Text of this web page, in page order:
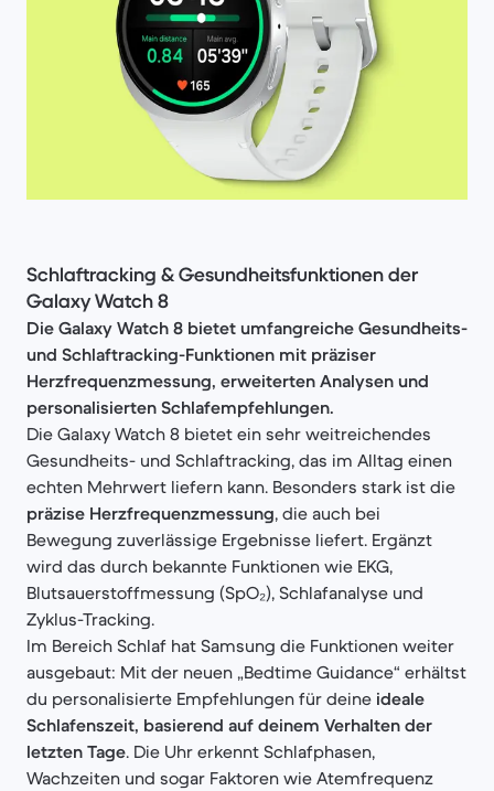
Schlaftracking & Gesundheitsfunktionen der
Galaxy Watch 8
Die Galaxy Watch 8 bietet umfangreiche Gesundheits-
und Schlaftracking-Funktionen mit präziser
Herzfrequenzmessung, erweiterten Analysen und
personalisierten Schlafempfehlungen.
Die Galaxy Watch 8 bietet ein sehr weitreichendes
Gesundheits- und Schlaftracking, das im Alltag einen
echten Mehrwert liefern kann. Besonders stark ist die
präzise Herzfrequenzmessung, die auch bei
Bewegung zuverlässige Ergebnisse liefert. Ergänzt
wird das durch bekannte Funktionen wie EKG,
Blutsauerstoffmessung (SpO₂), Schlafanalyse und
Zyklus-Tracking.
Im Bereich Schlaf hat Samsung die Funktionen weiter
ausgebaut: Mit der neuen „Bedtime Guidance“ erhältst
du personalisierte Empfehlungen für deine ideale
Schlafenszeit, basierend auf deinem Verhalten der
letzten Tage. Die Uhr erkennt Schlafphasen,
Wachzeiten und sogar Faktoren wie Atemfrequenz